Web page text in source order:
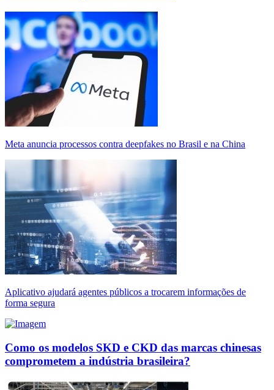
Meta anuncia processos contra deepfakes no Brasil e na China
Aplicativo ajudará agentes públicos a trocarem informações de
forma segura
Como os modelos SKD e CKD das marcas chinesas
comprometem a indústria brasileira?